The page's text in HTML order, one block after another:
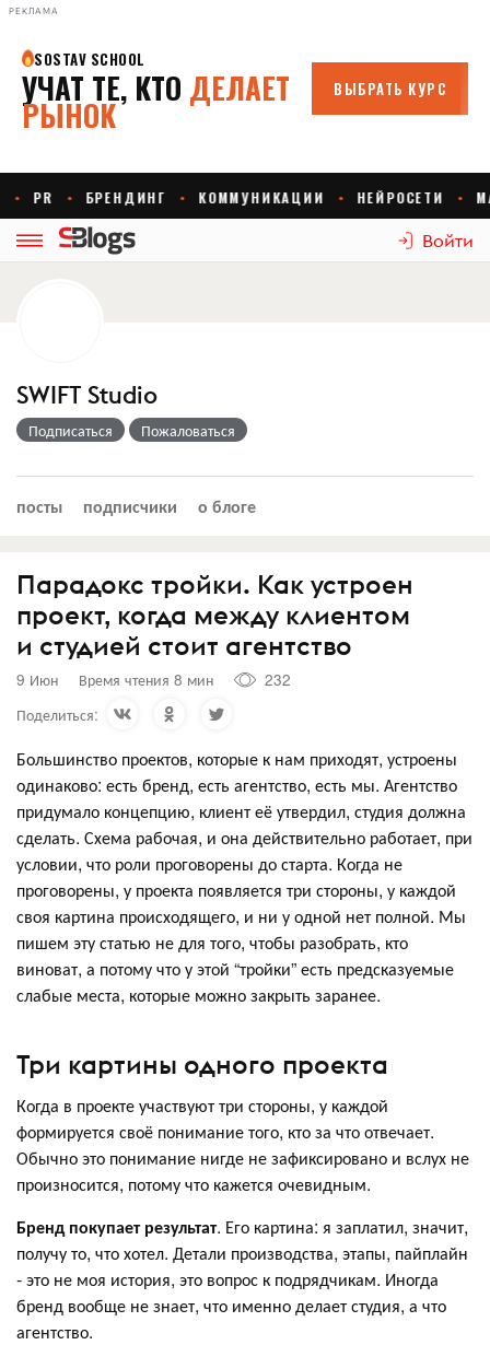
РЕКЛАМА
Войти
SWIFT Studio
Подписаться Пожаловаться
посты подписчики о блоге
Парадокс тройки. Как устроен
проект, когда между клиентом
и студией стоит агентство
9 Июн Время чтения 8 мин
232
Поделиться:
Большинство проектов, которые к нам приходят, устроены
одинаково: есть бренд, есть агентство, есть мы. Агентство
придумало концепцию, клиент её утвердил, студия должна
сделать. Схема рабочая, и она действительно работает, при
условии, что роли проговорены до старта. Когда не
проговорены, у проекта появляется три стороны, у каждой
своя картина происходящего, и ни у одной нет полной. Мы
пишем эту статью не для того, чтобы разобрать, кто
виноват, а потому что у этой “тройки” есть предсказуемые
слабые места, которые можно закрыть заранее.
Три картины одного проекта
Когда в проекте участвуют три стороны, у каждой
формируется своё понимание того, кто за что отвечает.
Обычно это понимание нигде не зафиксировано и вслух не
произносится, потому что кажется очевидным.
Бренд покупает результат. Его картина: я заплатил, значит,
получу то, что хотел. Детали производства, этапы, пайплайн
- это не моя история, это вопрос к подрядчикам. Иногда
бренд вообще не знает, что именно делает студия, а что
агентство.